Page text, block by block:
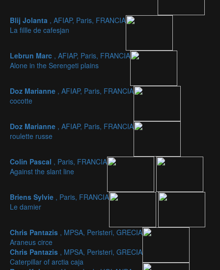
Blij Jolanta , AFIAP, Paris, FRANCIA
La fillle de cafesjan
Lebrun Marc , AFIAP, Paris, FRANCIA
Alone in the Serengeti plains
Doz Marianne , AFIAP, Paris, FRANCIA
cocotte
Doz Marianne , AFIAP, Paris, FRANCIA
roulette russe
Colin Pascal , Paris, FRANCIA
Against the slant line
Briens Sylvie , Paris, FRANCIA
Le damier
Chris Pantazis , MPSA, Peristeri, GRECIA
Araneus circe
Chris Pantazis , MPSA, Peristeri, GRECIA
Caterpillar of arctia caja